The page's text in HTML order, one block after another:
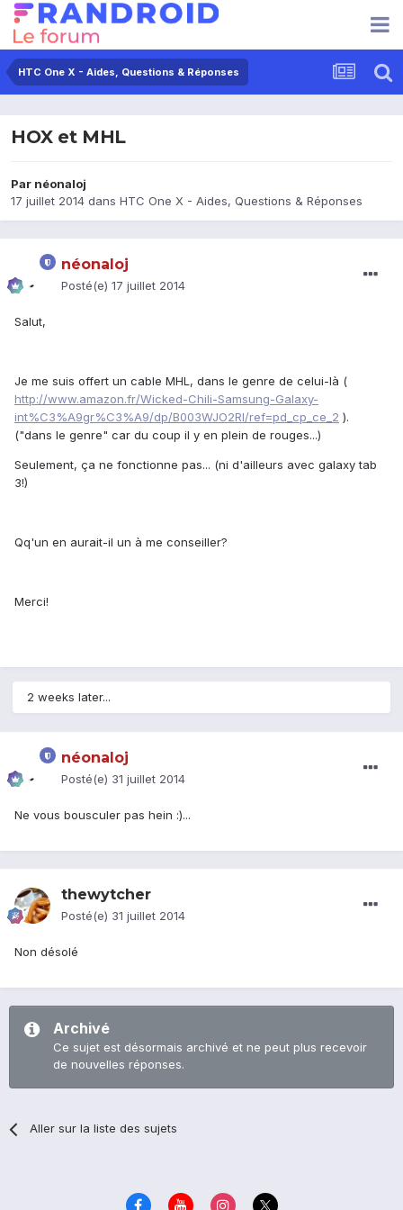
HTC One X - Aides, Questions & Réponses
HOX et MHL
Par néonaloj
17 juillet 2014 dans HTC One X - Aides, Questions & Réponses
néonaloj
Posté(e) 17 juillet 2014
Salut,
Je me suis offert un cable MHL, dans le genre de celui-là (
http://www.amazon.fr/Wicked-Chili-Samsung-Galaxy-
int%C3%A9gr%C3%A9/dp/B003WJO2RI/ref=pd_cp_ce_2 ).
("dans le genre" car du coup il y en plein de rouges...)
Seulement, ça ne fonctionne pas... (ni d'ailleurs avec galaxy tab
3!)
Qq'un en aurait-il un à me conseiller?
Merci!
2 weeks later...
néonaloj
Posté(e) 31 juillet 2014
Ne vous bousculer pas hein :)...
thewytcher
Posté(e) 31 juillet 2014
Non désolé
Archivé
Ce sujet est désormais archivé et ne peut plus recevoir
de nouvelles réponses.
Aller sur la liste des sujets